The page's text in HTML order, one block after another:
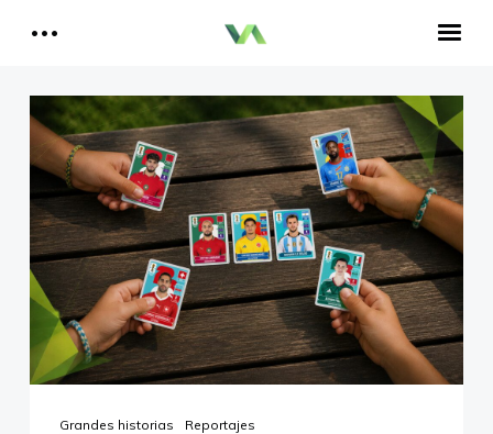
Grandes historias Reportajes
Historia del Betis
Crónicas Betis
Análisis Betis
Quiénes Somos
Contactar
Reproductor
de
vídeo
00:00 01:51
Aitor, un bético en CataluñaReproductor
de
audio
00:00 00:00